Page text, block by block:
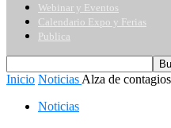
Webinar y Eventos
Calendario Expo y Ferias
Publica
Inicio Noticias Alza de
Noticias